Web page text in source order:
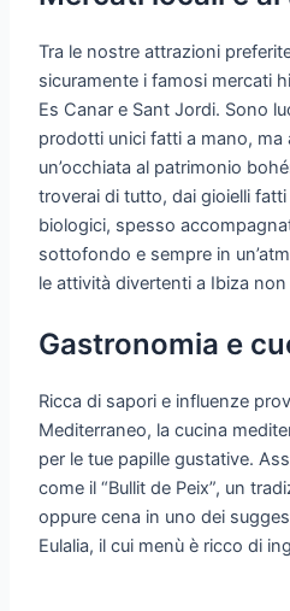
Tra le nostre attrazioni
sicuramente i famosi mercati
Es Canar e Sant Jordi. Sono
prodotti unici fatti a mano, ma
un’occhiata al patrimonio
troverai di tutto, dai gioielli
biologici, spesso
sottofondo e sempre in
le attività divertenti a Ibiza
Gastronomia e
Ricca di sapori e influenze
Mediterraneo, la cucina
per le tue papille gustative.
come il “Bullit de Peix”, un
oppure cena in uno dei
Eulalia, il cui menù è ricco di